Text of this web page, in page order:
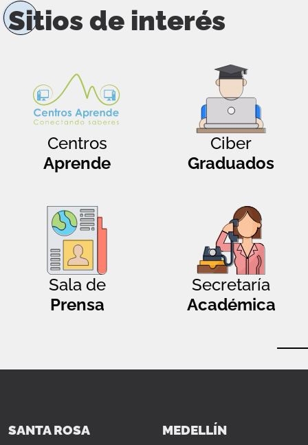
Sitios de interés
Centros
Aprende
Ciber
Graduados
Sala de
Prensa
Secretaría
Académica
SANTA ROSA MEDELLÍN